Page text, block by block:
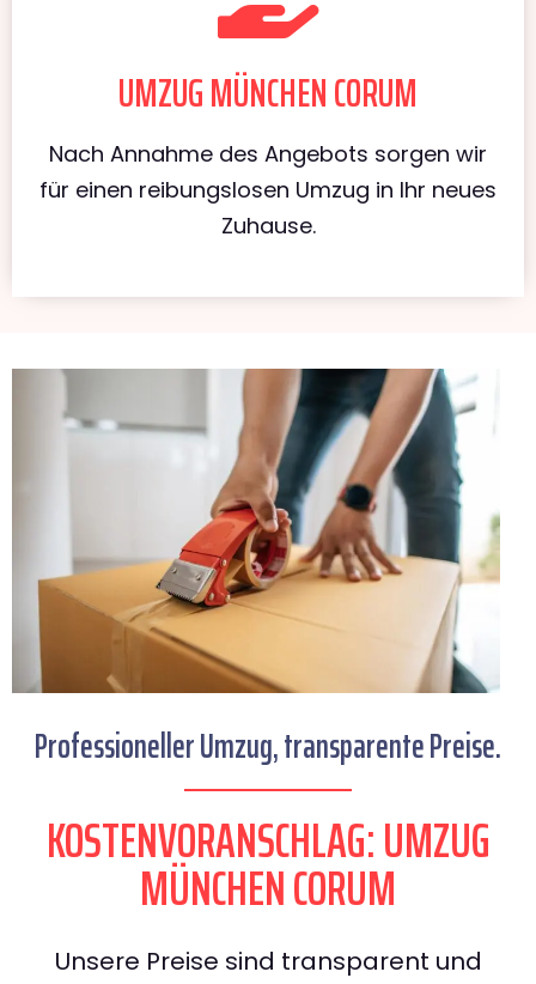
UMZUG MÜNCHEN CORUM
Nach Annahme des Angebots sorgen wir
für einen reibungslosen Umzug in Ihr neues
Zuhause.
Professioneller Umzug, transparente Preise.
KOSTENVORANSCHLAG: UMZUG
MÜNCHEN CORUM
Unsere Preise sind transparent und